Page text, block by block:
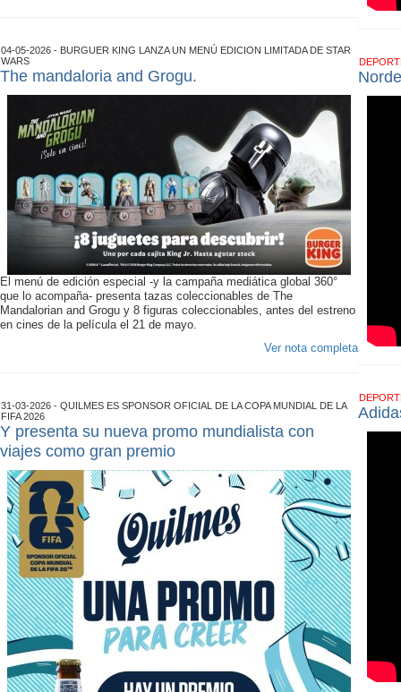
04-05-2026 - BURGUER KING LANZA UN MENÚ EDICION LIMITADA DE STAR
WARS
The mandaloria and Grogu.
El menú de edición especial -y la campaña mediática global 360°
que lo acompaña- presenta tazas coleccionables de The
Mandalorian and Grogu y 8 figuras coleccionables, antes del estreno
en cines de la película el 21 de mayo.
Ver nota completa
31-03-2026 - QUILMES ES SPONSOR OFICIAL DE LA COPA MUNDIAL DE LA
FIFA 2026
Y presenta su nueva promo mundialista con
viajes como gran premio